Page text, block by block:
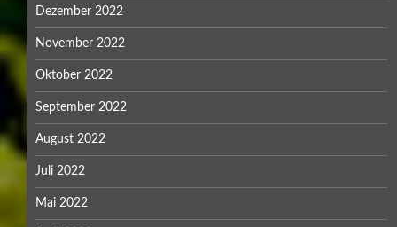
Dezember 2022
November 2022
Oktober 2022
September 2022
August 2022
Juli 2022
Mai 2022